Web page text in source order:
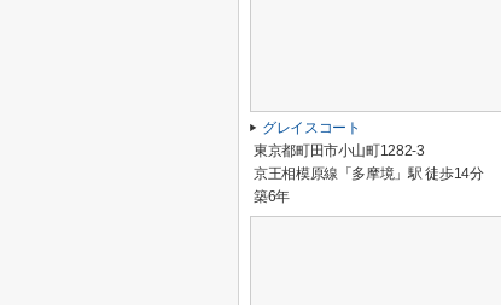
グレイスコート
東京都町田市小山町1282-3
京王相模原線「多摩境」駅 徒歩14分
築6年